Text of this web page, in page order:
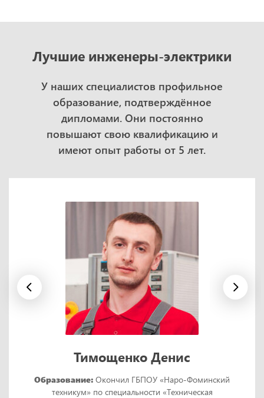
Лучшие инженеры-электрики
У наших специалистов профильное
образование, подтверждённое
дипломами. Они постоянно
повышают свою квалификацию и
имеют опыт работы от 5 лет.
Тимощенко Денис
Образование: Окончил ГБПОУ «Наро-Фоминский
техникум» по специальности «Техническая